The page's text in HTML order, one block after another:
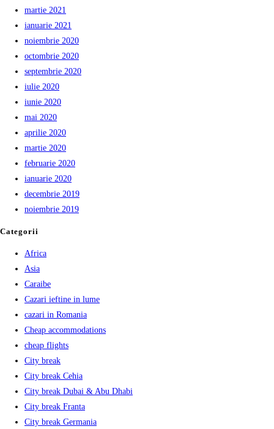
martie 2021
ianuarie 2021
noiembrie 2020
octombrie 2020
septembrie 2020
iulie 2020
iunie 2020
mai 2020
aprilie 2020
martie 2020
februarie 2020
ianuarie 2020
decembrie 2019
noiembrie 2019
Categorii
Africa
Asia
Caraibe
Cazari ieftine in lume
cazari in Romania
Cheap accommodations
cheap flights
City break
City break Cehia
City break Dubai & Abu Dhabi
City break Franta
City break Germania